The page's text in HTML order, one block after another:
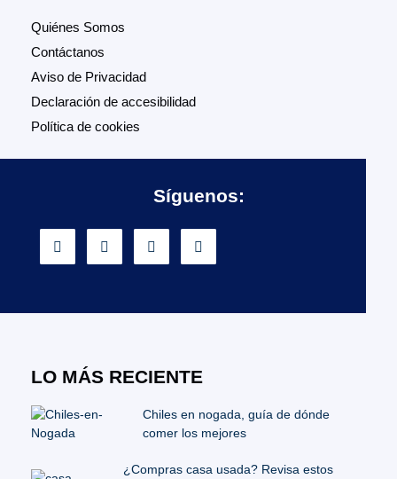
Quiénes Somos
Contáctanos
Aviso de Privacidad
Declaración de accesibilidad
Política de cookies
Síguenos:
LO MÁS RECIENTE
Chiles en nogada, guía de dónde
comer los mejores
¿Compras casa usada? Revisa estos